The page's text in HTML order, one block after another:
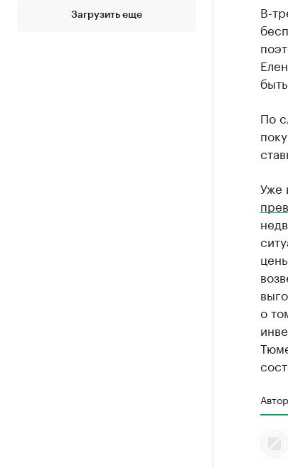
Загрузить еще
В-
По
Уже
о